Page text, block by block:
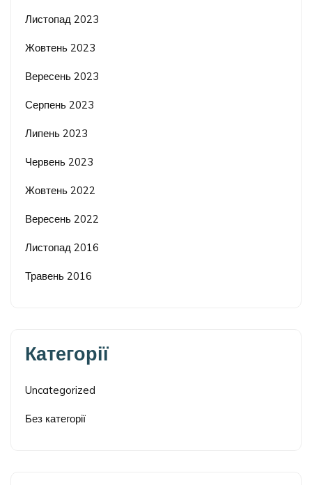
Листопад 2023
Жовтень 2023
Вересень 2023
Серпень 2023
Липень 2023
Червень 2023
Жовтень 2022
Вересень 2022
Листопад 2016
Травень 2016
Категорії
Uncategorized
Без категорії